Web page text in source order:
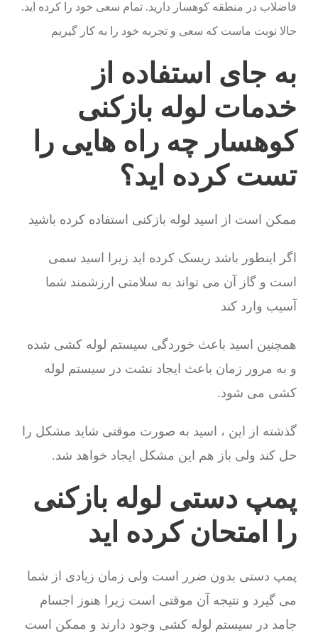
فاضلاب در منطقه کوهسار دارید. تمام سعی خود را کرده اید.
حالا نوبت ماست که سعی و تجربه خود را به کار گیریم
به جای استفاده از
خدمات لوله بازکنی
کوهسار چه راه هایی را
تست کرده اید؟
ممکن است از اسید لوله بازکنی استفاده کرده باشید
اگر اینطور باشد ریسک کرده اید زیرا اسید سمی
است و گاز آن می تواند به سلامتی ارزشمند شما
آسیب وارد کند
همچنین اسید باعث خوردگی سیستم لوله کشی شده
و به مرور زمان باعث ایجاد نشت در سیستم لوله
کشی می شود.
گذشته از این ، اسید به صورت موقتی شاید مشکل را
حل کند ولی باز هم این مشکل ایجاد خواهد شد.
پمپ دستی لوله بازکنی
را امتحان کرده اید
پمپ دستی بدون ضرر است ولی زمان زیادی از شما
می گیرد و نتیجه آن موقتی است زیرا هنوز اجسام
جامد در سیستم لوله کشی وجود دارند و ممکن است